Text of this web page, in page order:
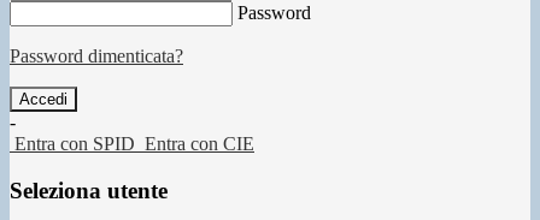
Password
Password dimenticata?
-
Entra con SPID Entra con CIE
Seleziona utente